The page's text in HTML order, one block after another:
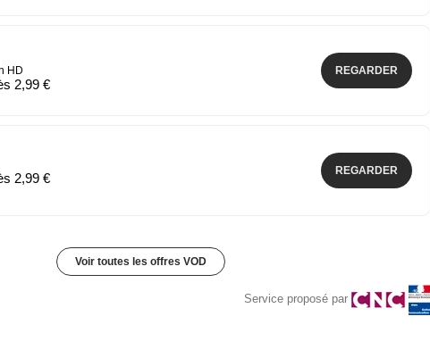
HD
2,99 €
REGARDER
2,99 €
REGARDER
Voir toutes les offres VOD
Service proposé par